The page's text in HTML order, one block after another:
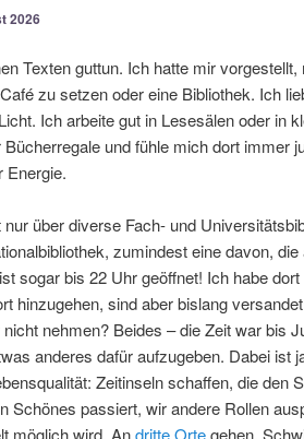
2026
Texten guttun. Ich hatte mir
zu setzen oder eine Bibliothek. Ich
Ich arbeite gut in Lesesälen oder in
und fühle mich dort immer
Energie.
über diverse Fach- und
zumindest eine davon,
sogar bis 22 Uhr geöffnet! Ich habe
hinzugehen, sind aber bislang
nehmen? Beides – die Zeit war bis
anderes dafür aufzugeben. Dabei ist
Zeitinseln schaffen, die den
Schönes passiert, wir andere Rollen